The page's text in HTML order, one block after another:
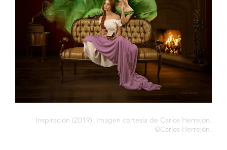
Inspiración (2019). Imagen cortesía de Carlos Herrejón.
©Carlos Herrejón.